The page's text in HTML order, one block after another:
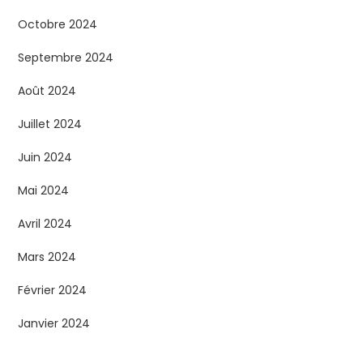
Octobre 2024
Septembre 2024
Août 2024
Juillet 2024
Juin 2024
Mai 2024
Avril 2024
Mars 2024
Février 2024
Janvier 2024